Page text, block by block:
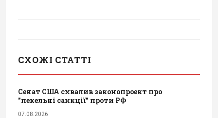
СХОЖІ СТАТТІ
Сенат США схвалив законопроект про
"пекельні санкції" проти РФ
07.08.2026